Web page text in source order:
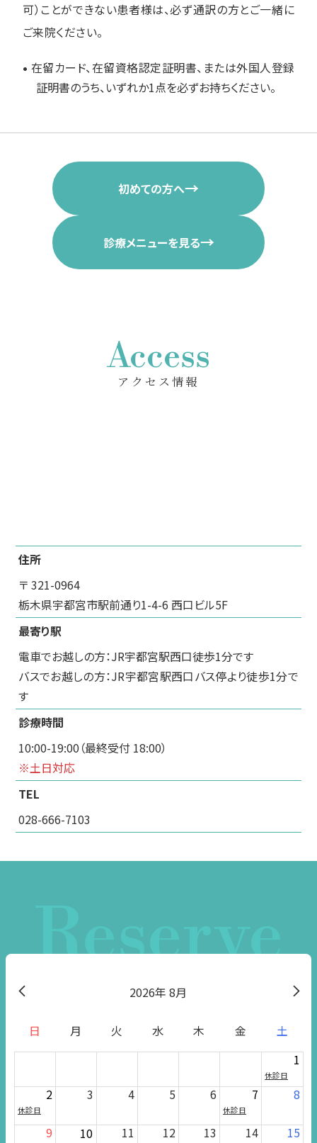
可）ことができない患者様は、必ず通訳の方とご一緒に
ご来院ください。
在留カード、在留資格認定証明書、または外国人登録
証明書のうち、いずれか1点を必ずお持ちください。
初めての方へ→
診療メニューを見る→
Access
アクセス情報
住所
〒 321-0964
栃木県宇都宮市駅前通り1-4-6 西口ビル5F
最寄り駅
電車でお越しの方：JR宇都宮駅西口徒歩1分です
バスでお越しの方：JR宇都宮駅西口バス停より徒歩1分で
す
診療時間
10:00-19:00（最終受付 18:00）
※土日対応
TEL
028-666-7103
Reserve
2026 8月
日 月 火 水 木 金
土
1
休診日
2
休診日
3 4 5 6 7
休診日
8
9 10 11 12 13 14 15